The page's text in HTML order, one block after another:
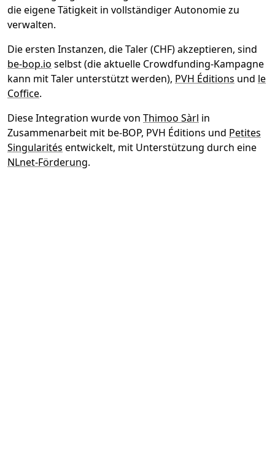
die eigene Tätigkeit in vollständiger Autonomie zu
verwalten.
Die ersten Instanzen, die Taler (CHF) akzeptieren, sind
be-bop.io selbst (die aktuelle Crowdfunding-Kampagne
kann mit Taler unterstützt werden), PVH Éditions und le
Coffice.
Diese Integration wurde von Thimoo Sàrl in
Zusammenarbeit mit be-BOP, PVH Éditions und Petites
Singularités entwickelt, mit Unterstützung durch eine
NLnet-Förderung.